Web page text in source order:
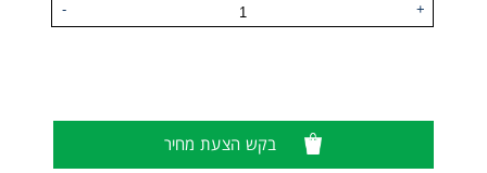
+
-
בקש הצעת מחיר